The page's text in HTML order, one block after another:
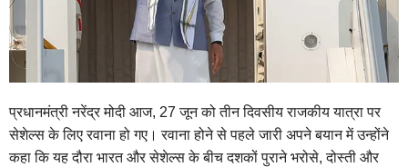
प्रधानमंत्री नरेंद्र मोदी आज, 27 जून को तीन दिवसीय राजकीय यात्रा पर
सेशेल्स के लिए रवाना हो गए। रवाना होने से पहले जारी अपने बयान में उन्होंने
कहा कि यह दौरा भारत और सेशेल्स के बीच दशकों पुराने भरोसे, दोस्ती और